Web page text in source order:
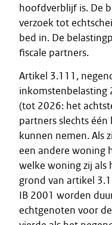
hoofdverblijf is. De
verzoek tot
bed in. De
fiscale partners.
Artikel 3.111,
inkomstenbelasting
(tot 2026: het
partners slechts
kunnen nemen. Als
een andere woning
welke woning zij als
grond van artikel
IB 2001 worden
echtgenoten voor